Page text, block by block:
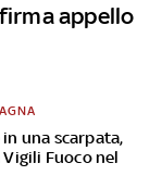
appello
in una scarpata,
Fuoco nel